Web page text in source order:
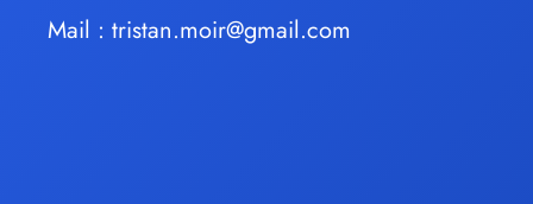
Mail : tristan.moir@gmail.com